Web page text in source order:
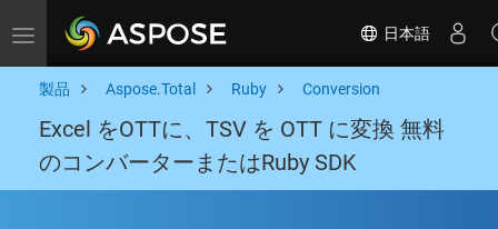
Toggle navigation 日本語
製品 Aspose.Total Ruby Conversion
Excel をOTTに、TSV を OTT に変換 無料
のコンバーターまたはRuby SDK